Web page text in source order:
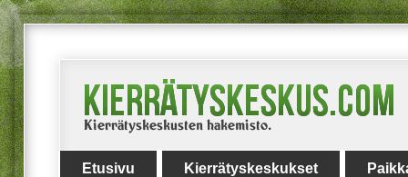
Etusivu Kierrätyskeskukset